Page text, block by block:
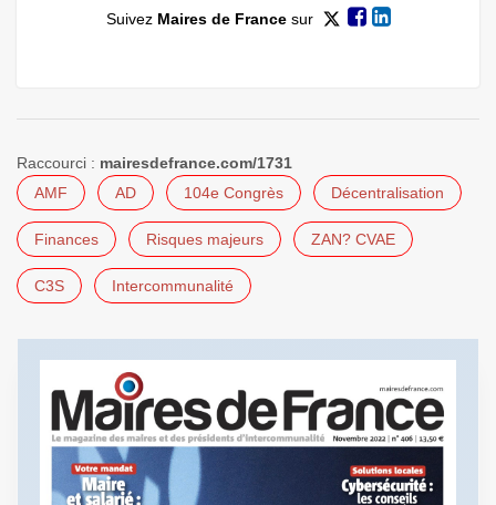
Suivez Maires de Francesur
Raccourci : mairesdefrance.com/1731
AMF
AD 104e Congrès Décentralisation
Finances Risques majeurs ZAN? CVAE
C3S Intercommunalité